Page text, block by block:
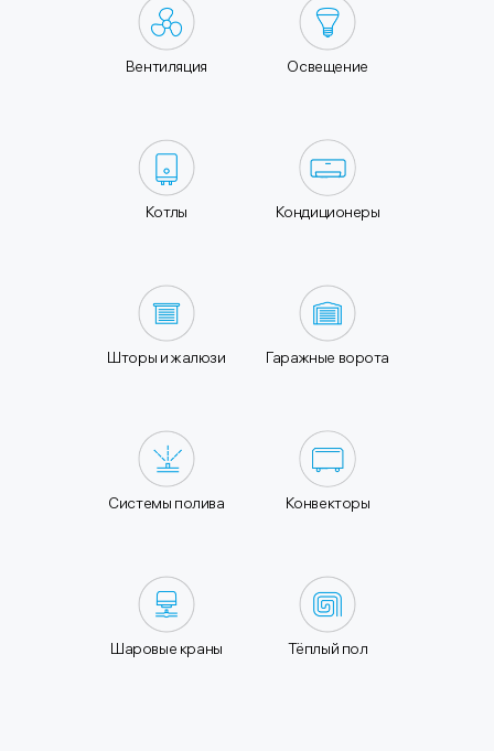
Вентиляция Освещение
Котлы Кондиционеры
Шторы и жалюзи Гаражные ворота
Системы полива Конвекторы
Шаровые краны Тёплый пол